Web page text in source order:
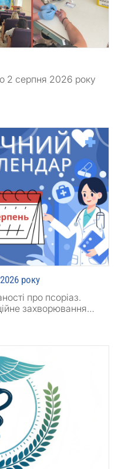
2 серпня 2026 року
року
про псоріаз.
захворювання…